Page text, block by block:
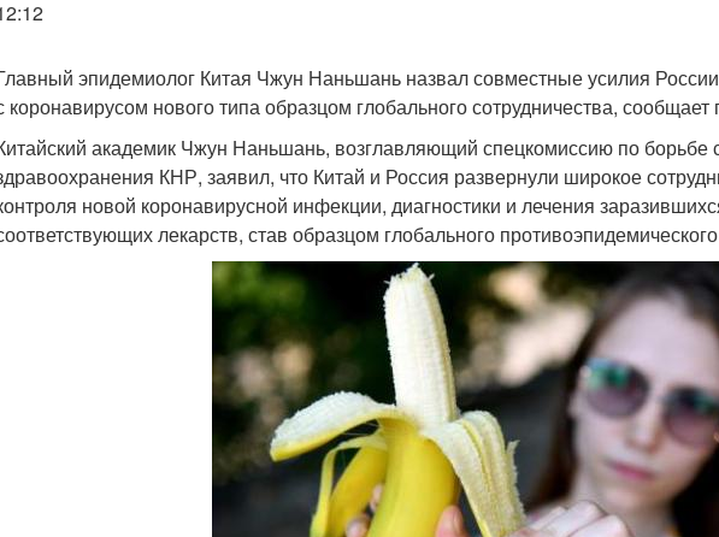
эпидемиолог Китая Чжун Наньшань назвал совместные усилия
коронавирусом нового типа образцом глобального сотрудничества, сообщает
академик Чжун Наньшань, возглавляющий спецкомиссию по борьбе
КНР, заявил, что Китай и Россия развернули широкое
новой коронавирусной инфекции, диагностики и лечения
лекарств, став образцом глобального